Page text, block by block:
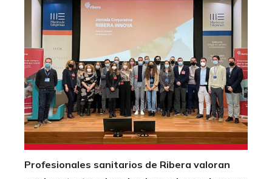
Profesionales sanitarios de Ribera valoran